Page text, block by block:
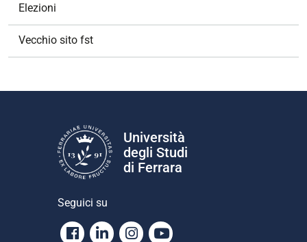
Elezioni
Vecchio sito fst
Università
degli Studi
di Ferrara
Seguici su
Facebook
LinkedinInstagram
Youtube